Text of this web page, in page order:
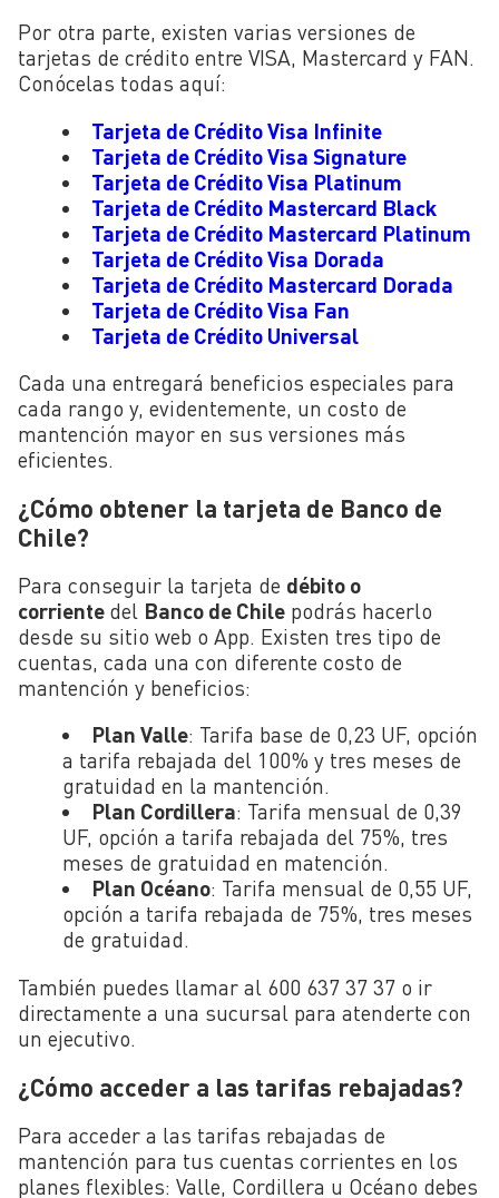
Por otra parte, existen varias versiones de
tarjetas de crédito entre VISA, Mastercard y FAN.
Conócelas todas aquí:
Tarjeta de Crédito Visa Infinite
Tarjeta de Crédito Visa Signature
Tarjeta de Crédito Visa Platinum
Tarjeta de Crédito Mastercard Black
Tarjeta de Crédito Mastercard Platinum
Tarjeta de Crédito Visa Dorada
Tarjeta de Crédito Mastercard Dorada
Tarjeta de Crédito Visa Fan
Tarjeta de Crédito Universal
Cada una entregará beneficios especiales para
cada rango y, evidentemente, un costo de
mantención mayor en sus versiones más
eficientes.
¿Cómo obtener la tarjeta de Banco de
Chile?
Para conseguir la tarjeta de débito o
corriente del Banco de Chile podrás hacerlo
desde su sitio web o App. Existen tres tipo de
cuentas, cada una con diferente costo de
mantención y beneficios:
Plan Valle: Tarifa base de 0,23 UF, opción
a tarifa rebajada del 100% y tres meses de
gratuidad en la mantención.
Plan Cordillera: Tarifa mensual de 0,39
UF, opción a tarifa rebajada del 75%, tres
meses de gratuidad en matención.
Plan Océano: Tarifa mensual de 0,55 UF,
opción a tarifa rebajada de 75%, tres meses
de gratuidad.
También puedes llamar al 600 637 37 37 o ir
directamente a una sucursal para atenderte con
un ejecutivo.
¿Cómo acceder a las tarifas rebajadas?
Para acceder a las tarifas rebajadas de
mantención para tus cuentas corrientes en los
planes flexibles: Valle, Cordillera u Océano debes